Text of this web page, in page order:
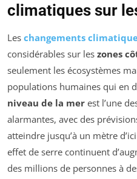
climatiques sur
Les changements
considérables sur les zones
seulement les écosystèmes
populations humaines qui en
niveau de la mer est l’une
alarmantes, avec des
atteindre jusqu’à un mètre
effet de serre continuent
des millions de personnes à